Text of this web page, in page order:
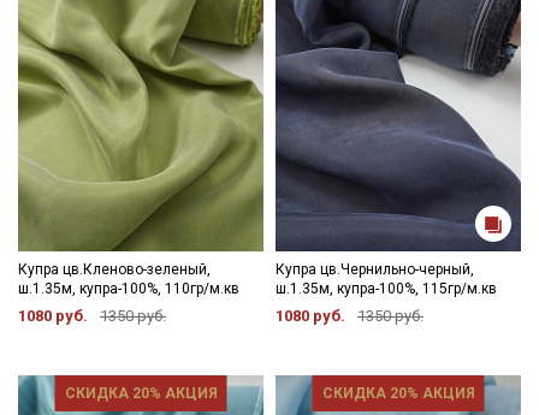
Купра цв.Кленово-зеленый,
ш.1.35м, купра-100%, 110гр/м.кв
1080 руб. 1350 руб.
Купра цв.Чернильно-черный,
ш.1.35м, купра-100%, 115гр/м.кв
1080 руб. 1350 руб.
СКИДКА 20% АКЦИЯ СКИДКА 20% АКЦИЯ